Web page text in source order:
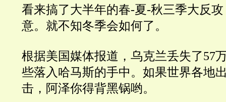
看来搞了大半年的春-夏-秋三季大反
意。就不知冬季会如何了。
根据美国媒体报道，乌克兰丢失了57
些落入哈马斯的手中。如果世界各地
击，阿泽你得背黑锅哟。